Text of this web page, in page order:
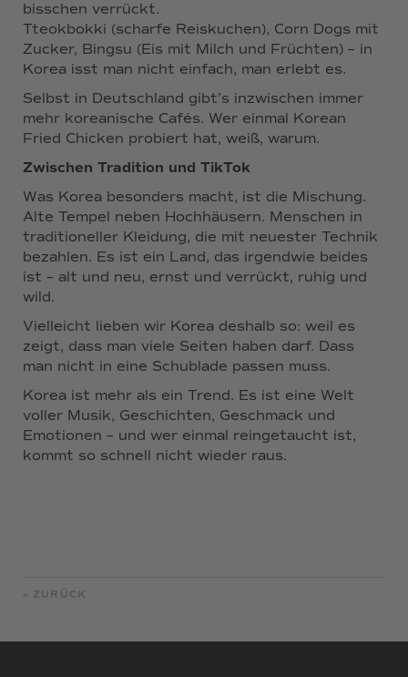
bisschen verrückt.
Tteokbokki (scharfe Reiskuchen), Corn Dogs mit
Zucker, Bingsu (Eis mit Milch und Früchten) – in
Korea isst man nicht einfach, man erlebt es.
Selbst in Deutschland gibt’s inzwischen immer
mehr koreanische Cafés. Wer einmal Korean
Fried Chicken probiert hat, weiß, warum.
Zwischen Tradition und TikTok
Was Korea besonders macht, ist die Mischung.
Alte Tempel neben Hochhäusern. Menschen in
traditioneller Kleidung, die mit neuester Technik
bezahlen. Es ist ein Land, das irgendwie beides
ist – alt und neu, ernst und verrückt, ruhig und
wild.
Vielleicht lieben wir Korea deshalb so: weil es
zeigt, dass man viele Seiten haben darf. Dass
man nicht in eine Schublade passen muss.
Korea ist mehr als ein Trend. Es ist eine Welt
voller Musik, Geschichten, Geschmack und
Emotionen – und wer einmal reingetaucht ist,
kommt so schnell nicht wieder raus.
« ZURÜCK